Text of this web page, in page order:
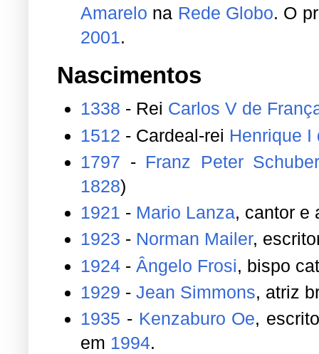
Amarelo na Rede Globo. O
2001.
Nascimentos
1338 - Rei Carlos V de
1512 - Cardeal-rei Henrique I
1797 - Franz Peter
1828)
1921 - Mario Lanza, cantor e
1923 - Norman Mailer,
1924 - Ângelo Frosi, bispo
1929 - Jean Simmons, atriz
1935 - Kenzaburo Oe,
em 1994.